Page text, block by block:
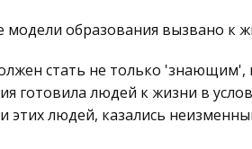
модели образования вызвано к
стать не только
готовила людей к жизни в
этих людей, казались